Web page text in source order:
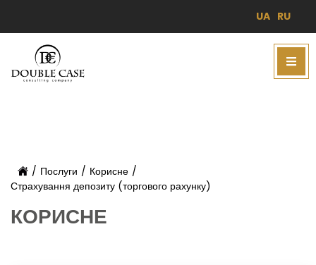
UA RU
/ Послуги / Корисне /
Страхування депозиту (торгового рахунку)
КОРИСНЕ